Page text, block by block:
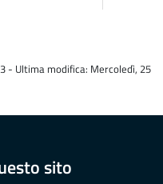
- Ultima modifica: Mercoledì, 25
sito